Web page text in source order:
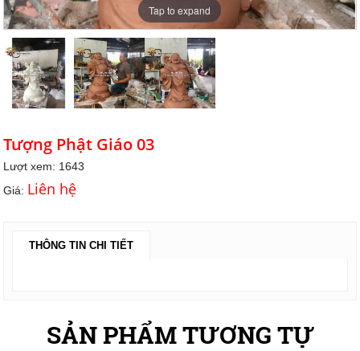
Tap to expand
Tượng Phật Giáo 03
Lượt xem: 1643
Giá: Liên hệ
THÔNG TIN CHI TIẾT
SẢN PHẨM TƯƠNG TỰ